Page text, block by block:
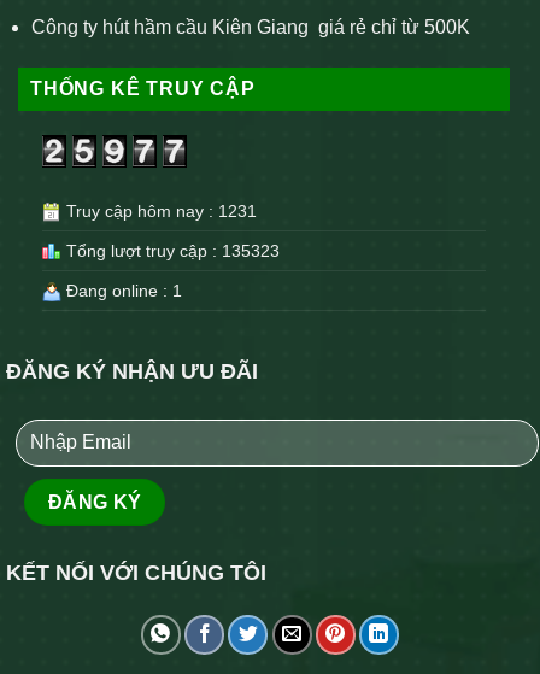
Công ty hút hầm cầu Kiên Giang giá rẻ chỉ từ 500K
THỐNG KÊ TRUY CẬP
Truy cập hôm nay : 1231
Tổng lượt truy cập : 135323
Đang online : 1
ĐĂNG KÝ NHẬN ƯU ĐÃI
KẾT NỐI VỚI CHÚNG TÔI